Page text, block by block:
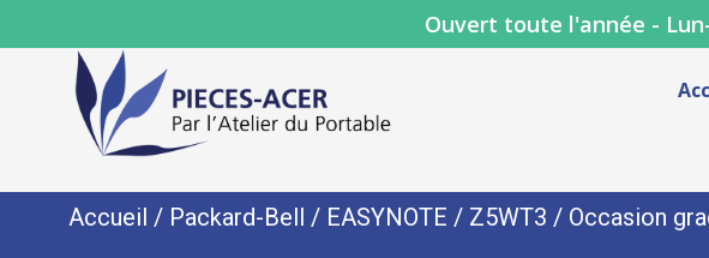
Ouvert toute l'année -
Accueil / Packard-Bell / EASYNOTE / Z5WT3 / Occasion